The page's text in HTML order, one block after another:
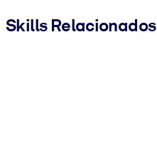
Skills Relacionados